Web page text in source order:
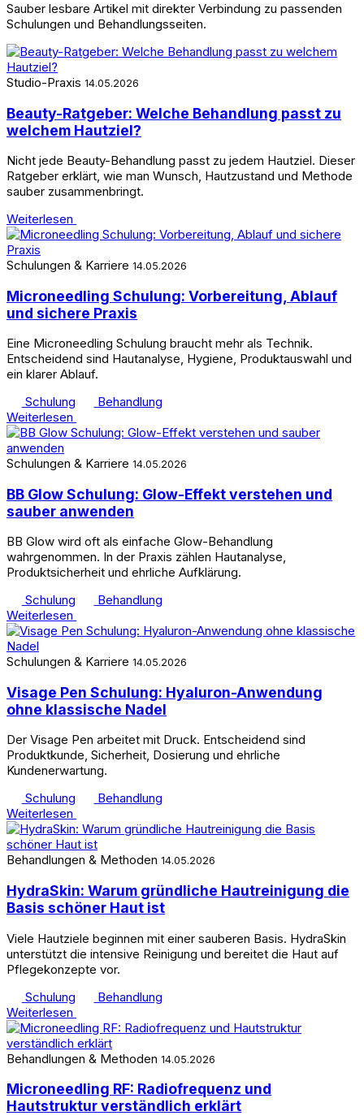
Sauber lesbare Artikel mit direkter Verbindung zu passenden
Schulungen und Behandlungsseiten.
Studio-Praxis 14.05.2026
Beauty-Ratgeber: Welche Behandlung passt zu
welchem Hautziel?
Nicht jede Beauty-Behandlung passt zu jedem Hautziel. Dieser
Ratgeber erklärt, wie man Wunsch, Hautzustand und Methode
sauber zusammenbringt.
Weiterlesen
Schulungen & Karriere 14.05.2026
Microneedling Schulung: Vorbereitung, Ablauf
und sichere Praxis
Eine Microneedling Schulung braucht mehr als Technik.
Entscheidend sind Hautanalyse, Hygiene, Produktauswahl und
ein klarer Ablauf.
Schulung
Behandlung
Weiterlesen
Schulungen & Karriere 14.05.2026
BB Glow Schulung: Glow-Effekt verstehen und
sauber anwenden
BB Glow wird oft als einfache Glow-Behandlung
wahrgenommen. In der Praxis zählen Hautanalyse,
Produktsicherheit und ehrliche Aufklärung.
Schulung
Behandlung
Weiterlesen
Schulungen & Karriere 14.05.2026
Visage Pen Schulung: Hyaluron-Anwendung
ohne klassische Nadel
Der Visage Pen arbeitet mit Druck. Entscheidend sind
Produktkunde, Sicherheit, Dosierung und ehrliche
Kundenerwartung.
Schulung
Behandlung
Weiterlesen
Behandlungen & Methoden 14.05.2026
HydraSkin: Warum gründliche Hautreinigung die
Basis schöner Haut ist
Viele Hautziele beginnen mit einer sauberen Basis. HydraSkin
unterstützt die intensive Reinigung und bereitet die Haut auf
Pflegekonzepte vor.
Schulung
Behandlung
Weiterlesen
Behandlungen & Methoden 14.05.2026
Microneedling RF: Radiofrequenz und
Hautstruktur verständlich erklärt